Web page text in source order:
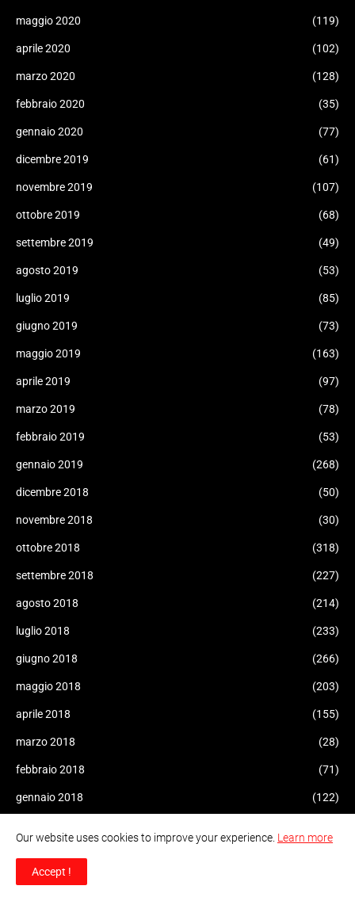
maggio 2020 (119)
aprile 2020 (102)
marzo 2020 (128)
febbraio 2020 (35)
gennaio 2020 (77)
dicembre 2019 (61)
novembre 2019 (107)
ottobre 2019 (68)
settembre 2019 (49)
agosto 2019 (53)
luglio 2019 (85)
giugno 2019 (73)
maggio 2019 (163)
aprile 2019 (97)
marzo 2019 (78)
febbraio 2019 (53)
gennaio 2019 (268)
dicembre 2018 (50)
novembre 2018 (30)
ottobre 2018 (318)
settembre 2018 (227)
agosto 2018 (214)
luglio 2018 (233)
giugno 2018 (266)
maggio 2018 (203)
aprile 2018 (155)
marzo 2018 (28)
febbraio 2018 (71)
gennaio 2018 (122)
ottobre 2017
Our website uses cookies to improve your experience. Learn more
Accept !